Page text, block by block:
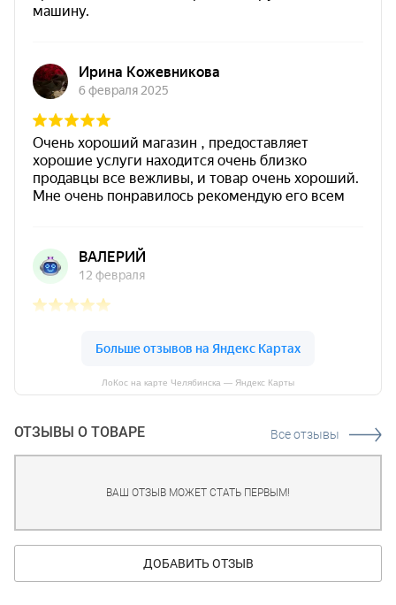
ЛоКос на карте Челябинска — Яндекс Карты
ОТЗЫВЫ О ТОВАРЕ Все отзывы
ВАШ ОТЗЫВ МОЖЕТ СТАТЬ ПЕРВЫМ!
ДОБАВИТЬ ОТЗЫВ